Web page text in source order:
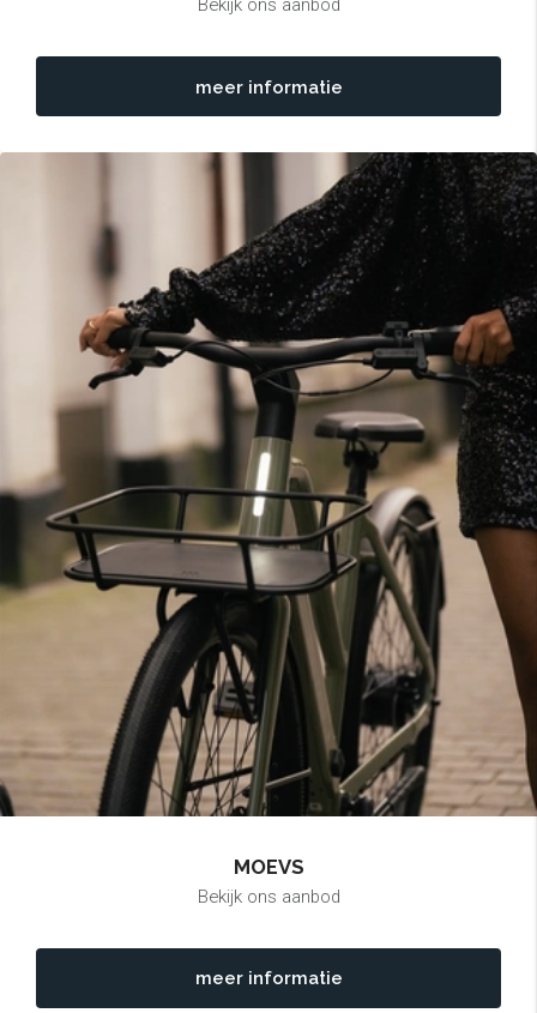
Bekijk ons aanbod
meer informatie
MOEVS
Bekijk ons aanbod
meer informatie